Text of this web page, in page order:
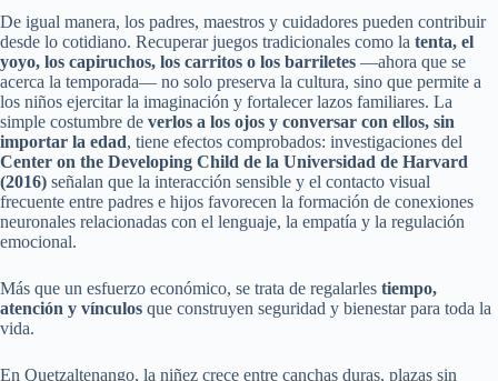
De igual manera, los padres, maestros y cuidadores pueden contribuir
desde lo cotidiano. Recuperar juegos tradicionales como la tenta, el
yoyo, los capiruchos, los carritos o los barriletes —ahora que se
acerca la temporada— no solo preserva la cultura, sino que permite a
los niños ejercitar la imaginación y fortalecer lazos familiares. La
simple costumbre de verlos a los ojos y conversar con ellos, sin
importar la edad, tiene efectos comprobados: investigaciones del
Center on the Developing Child de la Universidad de Harvard
(2016) señalan que la interacción sensible y el contacto visual
frecuente entre padres e hijos favorecen la formación de conexiones
neuronales relacionadas con el lenguaje, la empatía y la regulación
emocional.
Más que un esfuerzo económico, se trata de regalarles tiempo,
atención y vínculos que construyen seguridad y bienestar para toda la
vida.
En Quetzaltenango, la niñez crece entre canchas duras, plazas sin